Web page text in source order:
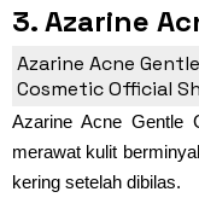
3. Azarine
Foam
Azarine Acne
Cosmetic Official
Azarine Acne Gentle
merawat kulit
kering setelah dibilas.